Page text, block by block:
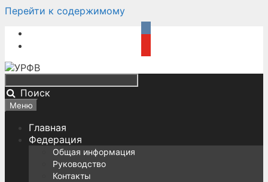
Перейти к содержимому
Поиск
Меню
Главная
Федерация
Общая информация
Руководство
Контакты